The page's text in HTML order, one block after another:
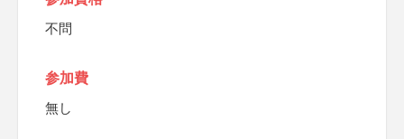
不問
参加費
無し